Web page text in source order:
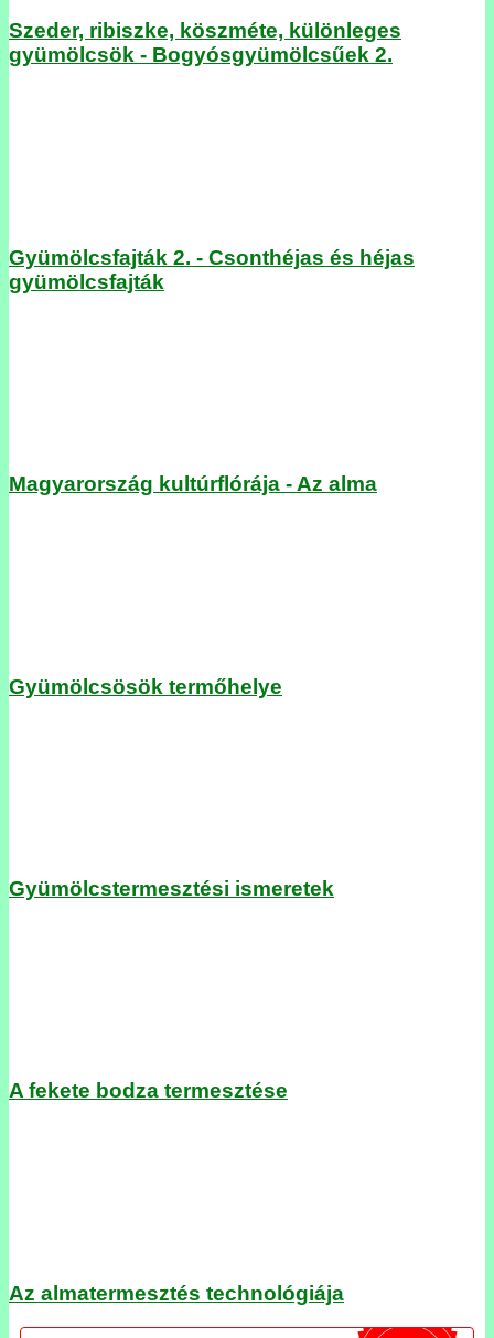
Szeder, ribiszke, köszméte, különleges
gyümölcsök - Bogyósgyümölcsűek 2.
Gyümölcsfajták 2. - Csonthéjas és héjas
gyümölcsfajták
Magyarország kultúrflórája - Az alma
Gyümölcsösök termőhelye
Gyümölcstermesztési ismeretek
A fekete bodza termesztése
Az almatermesztés technológiája